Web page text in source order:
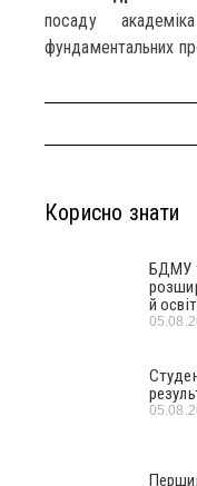
посаду
фундаментальних
Корисно знати
БДМУ
й